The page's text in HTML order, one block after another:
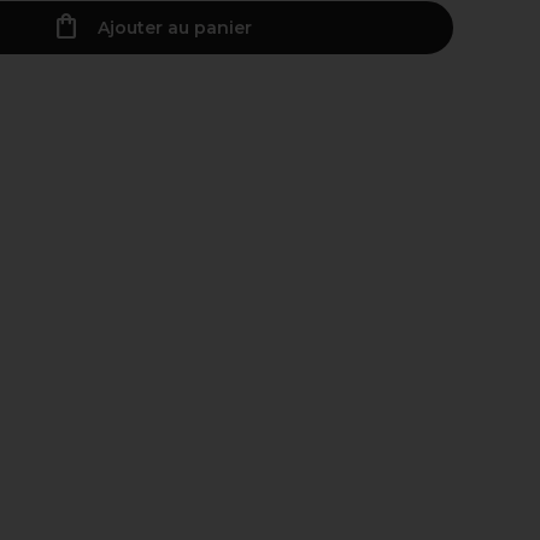
Ajouter au panier